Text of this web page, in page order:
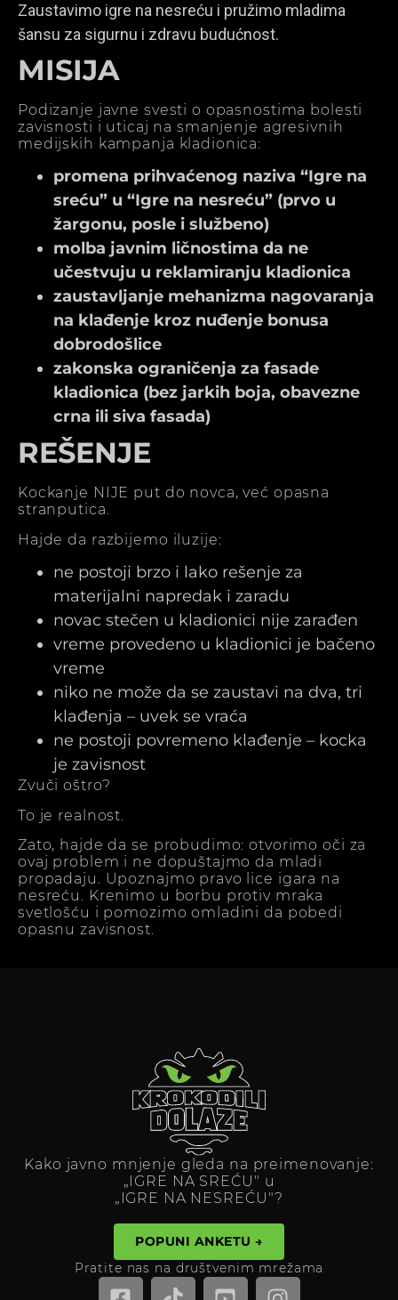
Zaustavimo igre na nesreću i pružimo mladima
šansu za sigurnu i zdravu budućnost.
MISIJA
Podizanje javne svesti o opasnostima bolesti
zavisnosti i uticaj na smanjenje agresivnih
medijskih kampanja kladionica:
promena prihvaćenog naziva “Igre na
sreću” u “Igre na nesreću” (prvo u
žargonu, posle i službeno)
molba javnim ličnostima da ne
učestvuju u reklamiranju kladionica
zaustavljanje mehanizma nagovaranja
na klađenje kroz nuđenje bonusa
dobrodošlice
zakonska ograničenja za fasade
kladionica (bez jarkih boja, obavezne
crna ili siva fasada)
REŠENJE
Kockanje NIJE put do novca, već opasna
stranputica.
Hajde da razbijemo iluzije:
ne postoji brzo i lako rešenje za
materijalni napredak i zaradu
novac stečen u kladionici nije zarađen
vreme provedeno u kladionici je bačeno
vreme
niko ne može da se zaustavi na dva, tri
klađenja – uvek se vraća
ne postoji povremeno klađenje – kocka
je zavisnost
Zvuči oštro?
To je realnost.
Zato, hajde da se probudimo: otvorimo oči za
ovaj problem i ne dopuštajmo da mladi
propadaju. Upoznajmo pravo lice igara na
nesreću. Krenimo u borbu protiv mraka
svetlošću i pomozimo omladini da pobedi
opasnu zavisnost.
Kako javno mnjenje gleda na preimenovanje:
„IGRE NA SREĆU" u
„IGRE NA NESREĆU"?
POPUNI ANKETU →
Pratite nas na društvenim mrežama